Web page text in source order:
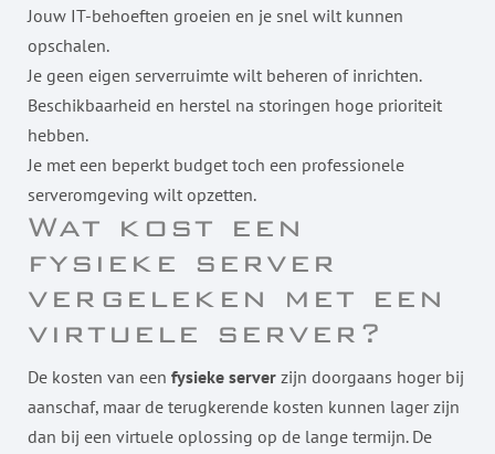
Jouw IT-behoeften groeien en je snel wilt kunnen
opschalen.
Je geen eigen serverruimte wilt beheren of inrichten.
Beschikbaarheid en herstel na storingen hoge prioriteit
hebben.
Je met een beperkt budget toch een professionele
serveromgeving wilt opzetten.
Wat kost een
fysieke server
vergeleken met een
virtuele server?
De kosten van een fysieke server zijn doorgaans hoger bij
aanschaf, maar de terugkerende kosten kunnen lager zijn
dan bij een virtuele oplossing op de lange termijn. De